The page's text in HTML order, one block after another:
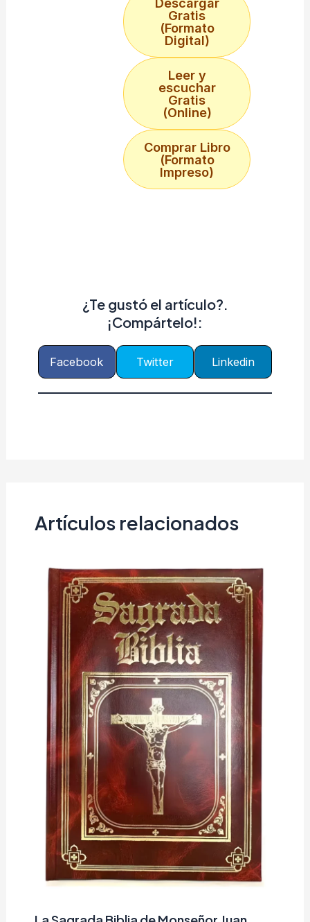
Descargar
Gratis
(Formato
Digital)
Leer y
escuchar
Gratis
(Online)
Comprar Libro
(Formato
Impreso)
¿Te gustó el artículo?.
¡Compártelo!:
Facebook Twitter Linkedin
Artículos relacionados